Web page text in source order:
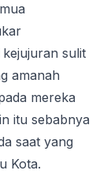
sulit
amanah
mereka
itu sebabnya
saat yang
Kota.